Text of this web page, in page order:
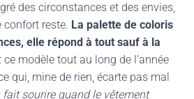
des circonstances et des envies,
confort reste. La palette de coloris
elle répond à tout sauf à la
ce modèle tout au long de l’année
qui, mine de rien, écarte pas mal
sourire quand le vêtement